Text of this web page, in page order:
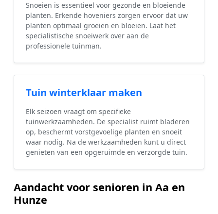
Snoeien is essentieel voor gezonde en bloeiende
planten. Erkende hoveniers zorgen ervoor dat uw
planten optimaal groeien en bloeien. Laat het
specialistische snoeiwerk over aan de
professionele tuinman.
Tuin winterklaar maken
Elk seizoen vraagt om specifieke
tuinwerkzaamheden. De specialist ruimt bladeren
op, beschermt vorstgevoelige planten en snoeit
waar nodig. Na de werkzaamheden kunt u direct
genieten van een opgeruimde en verzorgde tuin.
Aandacht voor senioren in Aa en
Hunze